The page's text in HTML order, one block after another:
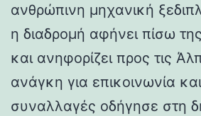
ανθρώπινη μηχανική
η διαδρομή αφήνει πίσω
και ανηφορίζει προς τις
ανάγκη για επικοινωνία
συναλλαγές οδήγησε στη